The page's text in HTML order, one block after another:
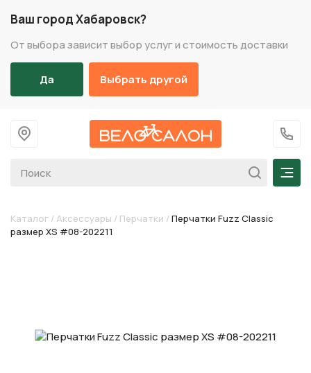
Ваш город Хабаровск?
От выбора зависит выбор услуг и стоимость доставки
Да Выбрать другой
На главную
+7
Каталог / Аксессуары / Перчатки / Перчатки Fuzz Classic
размер XS #08-202211